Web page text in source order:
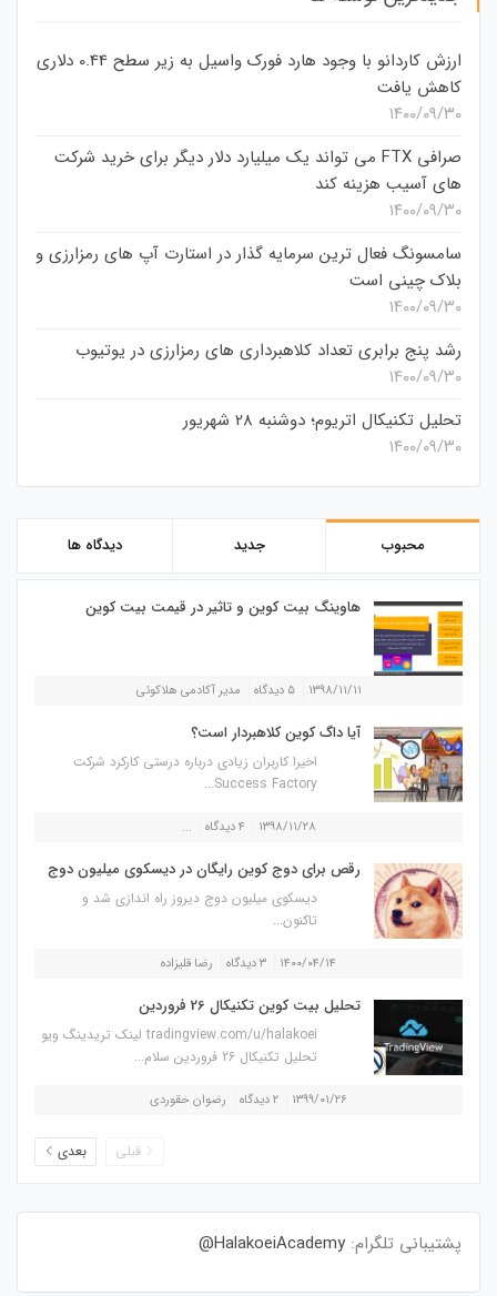
ارزش کاردانو با وجود هارد فورک واسیل به زیر سطح 0.44 دلاری
کاهش یافت
۱۴۰۰/۰۹/۳۰
صرافی FTX می تواند یک میلیارد دلار دیگر برای خرید شرکت
های آسیب هزینه کند
۱۴۰۰/۰۹/۳۰
سامسونگ فعال‌ ترین سرمایه‌ گذار در استارت‌ آپ‌ های رمزارزی و
بلاک چینی است
۱۴۰۰/۰۹/۳۰
رشد پنج برابری تعداد کلاهبرداری های رمزارزی در یوتیوب
۱۴۰۰/۰۹/۳۰
تحلیل تکنیکال اتریوم؛ دوشنبه 28 شهریور
۱۴۰۰/۰۹/۳۰
محبوب جدید دیدگاه ها
هاوینگ بیت کوین و تاثیر در قیمت بیت کوین
۱۳۹۸/۱۱/۱۱ ۵ دیدگاه مدیر آکادمی هلاکوئی
آیا داگ کوین کلاهبردار است؟
اخیرا کاربران زیادی درباره درستی کارکرد شرکت
Success Factory...
۱۳۹۸/۱۱/۲۸ ۴ دیدگاه ...
رقص برای دوج کوین رایگان در دیسکوی میلیون دوج
دیسکوی میلیون دوج دیروز راه اندازی شد و
تاکنون...
۱۴۰۰/۰۴/۱۴ ۳ دیدگاه رضا قلیزاده
تحلیل بیت کوین تکنیکال 26 فروردین
tradingview.com/u/halakoei لینک تریدینگ ویو
تحلیل تکنیکال 26 فروردین سلام...
۱۳۹۹/۰۱/۲۶ ۲ دیدگاه رضوان حقوردی
قبلی بعدی
پشتیبانی تلگرام: HalakoeiAcademy@